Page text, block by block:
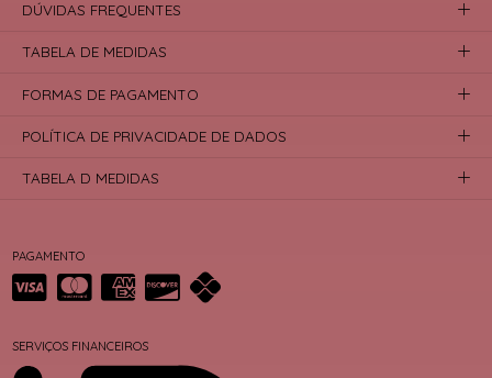
PAGAMENTO
SERVIÇOS FINANCEIROS
DÚVIDAS FREQUENTES
TABELA DE MEDIDAS
FORMAS DE PAGAMENTO
POLÍTICA DE PRIVACIDADE DE DADOS
TABELA D MEDIDAS